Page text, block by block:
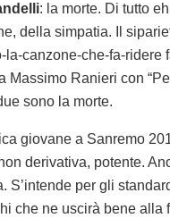
: la morte. Di tutto
della simpatia. Il
la-canzone-che-fa-ridere
Massimo Ranieri con
sono la morte.
giovane a Sanremo
derivativa, potente.
S’intende per gli
che ne uscirà bene alla